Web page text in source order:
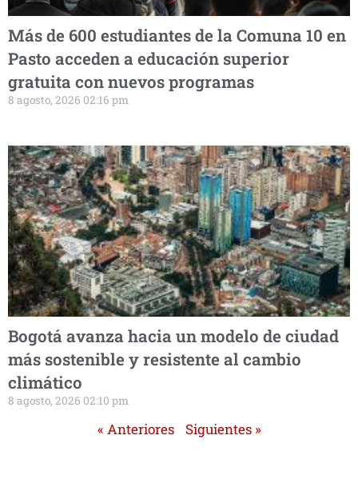
Más de 600 estudiantes de la Comuna 10 en
Pasto acceden a educación superior
gratuita con nuevos programas
8 agosto, 2026 02:16 pm
Bogotá avanza hacia un modelo de ciudad
más sostenible y resistente al cambio
climático
8 agosto, 2026 02:10 pm
« Anteriores Siguientes »